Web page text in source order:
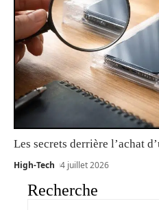
Les secrets derrière l’achat
High-Tech 4 juillet 2026
Recherche